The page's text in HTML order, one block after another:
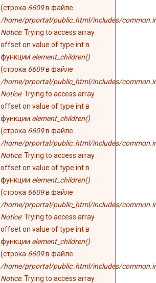
(строка 6609в файле
/home/prportal/public_html/includes/
Notice: Trying to access array
offset on value of type int в
функции element_children()
(строка 6609в файле
/home/prportal/public_html/includes/
Notice: Trying to access array
offset on value of type int в
функции element_children()
(строка 6609в файле
/home/prportal/public_html/includes/
Notice: Trying to access array
offset on value of type int в
функции element_children()
(строка 6609в файле
/home/prportal/public_html/includes/
Notice: Trying to access array
offset on value of type int в
функции element_children()
(строка 6609в файле
/home/prportal/public_html/includes/
Notice: Trying to access array